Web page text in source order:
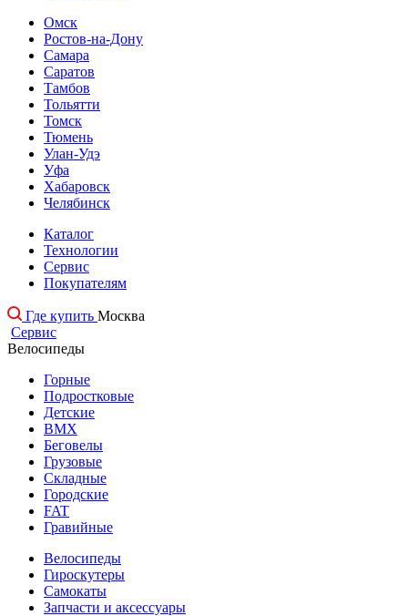
Омск
Ростов-на-Дону
Самара
Саратов
Тамбов
Тольятти
Томск
Тюмень
Улан-Удэ
Уфа
Хабаровск
Челябинск
Каталог
Технологии
Сервис
Покупателям
Где купить Москва
Сервис
Велосипеды
Горные
Подростковые
Детские
BMX
Беговелы
Грузовые
Складные
Городские
FAT
Гравийные
Велосипеды
Гироскутеры
Самокаты
Запчасти и аксессуары